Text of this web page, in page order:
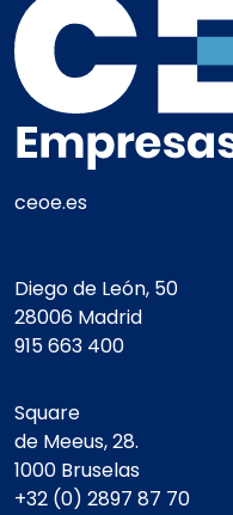
ceoe.es
Diego de León, 50
28006 Madrid
915 663 400
Square
de Meeus, 28.
1000 Bruselas
+32 (0) 2897 87 70